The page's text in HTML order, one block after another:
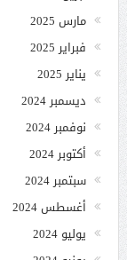
مارس 2025
فبراير 2025
يناير 2025
ديسمبر 2024
نوفمبر 2024
أكتوبر 2024
سبتمبر 2024
أغسطس 2024
يوليو 2024